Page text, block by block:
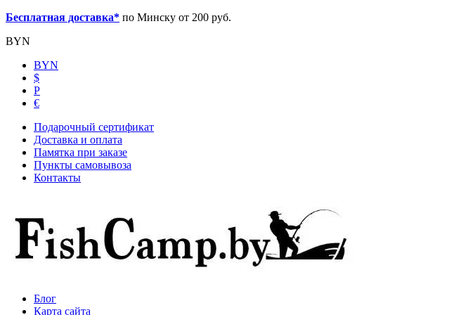
Бесплатная доставка* по Минску от 200 руб.
BYN
BYN
$
Р
€
Подарочный сертификат
Доставка и оплата
Памятка при заказе
Пункты самовывоза
Контакты
Блог
Карта сайта